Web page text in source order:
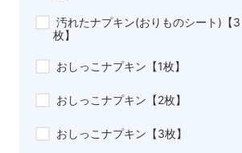
汚れたナプキン(おりものシート)【3
枚】
おしっこナプキン【1枚】
おしっこナプキン【2枚】
おしっこナプキン【3枚】